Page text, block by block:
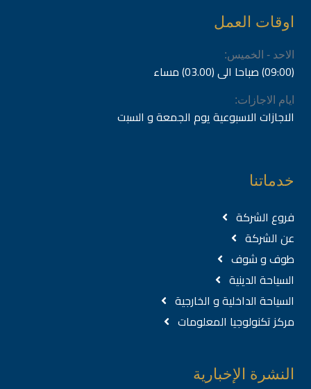
اوقات العمل
الاحد - الخميس:
(09:00) صباحا الى (03.00) مساء
ايام الاجازات:
الاجازات الاسبوعية يوم الجمعة و السبت
خدماتنا
فروع الشركة
عن الشركة
طوف و شوف
السياحة الدينية
السياحة الداخلية و الخارجية
مركز تكنولوجيا المعلومات
النشرة الإخبارية